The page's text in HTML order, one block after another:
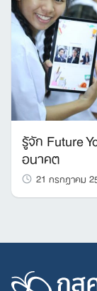
รู้จัก Future
อนาคต
21 กรกฎาคม